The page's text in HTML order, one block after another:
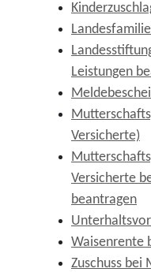
Leistungen
Versicherte)
Versicherte
beantragen
Waisenrente
Zuschuss bei